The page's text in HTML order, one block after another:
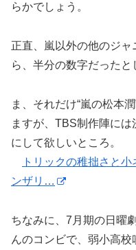
らかでしょう。
正直、嵐以外の他のジ
ら、半分の数字だったと
ま、それだけ“嵐の松本
ますが、TBS制作陣に
にして欲しいところ。
トリックの稚拙さと
ンザリ…
ちなみに、7月期の日曜
んのコンビで、弱小高校